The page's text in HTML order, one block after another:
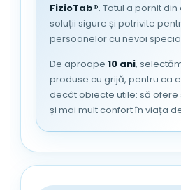
FizioTab®. Totul a pornit
soluții sigure și potrivite
persoanelor cu nevoi
De aproape 10 ani,
produse cu grijă, pentru ca
decât obiecte utile: să
și mai mult confort în viața